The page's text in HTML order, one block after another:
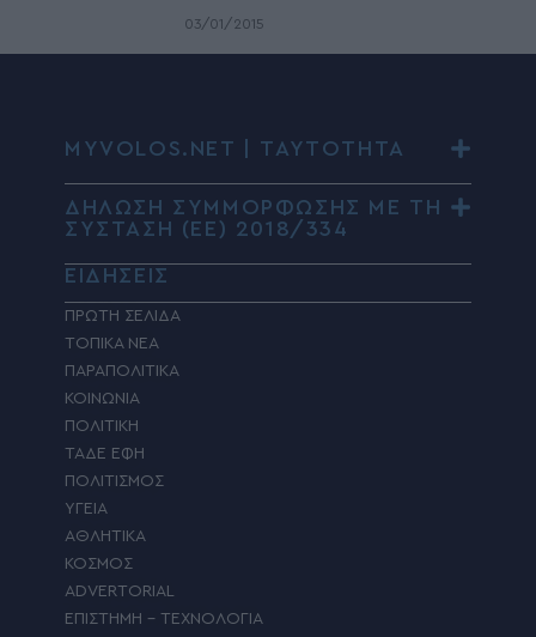
03/01/2015
MYVOLOS.NET | ΤΑΥΤΟΤΗΤΑ
ΔΗΛΩΣΗ ΣΥΜΜΟΡΦΩΣΗΣ ΜΕ ΤΗ
ΣΥΣΤΑΣΗ (ΕΕ) 2018/334
ΕΙΔΗΣΕΙΣ
ΠΡΩΤΗ ΣΕΛΙΔΑ
ΤΟΠΙΚΑ ΝΕΑ
ΠΑΡΑΠΟΛΙΤΙΚΑ
ΚΟΙΝΩΝΙΑ
ΠΟΛΙΤΙΚΗ
ΤΑΔΕ ΕΦΗ
ΠΟΛΙΤΙΣΜΟΣ
ΥΓΕΙΑ
ΑΘΛΗΤΙΚΑ
ΚΟΣΜΟΣ
ADVERTORIAL
ΕΠΙΣΤΗΜΗ – ΤΕΧΝΟΛΟΓΙΑ